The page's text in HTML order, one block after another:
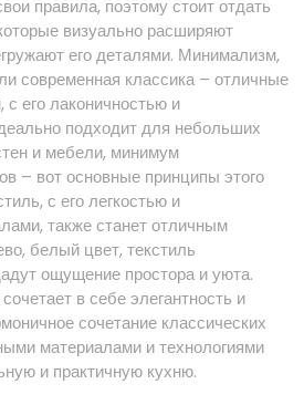
правила, поэтому стоит отдать
визуально расширяют
его деталями. Минимализм,
современная классика – отличные
его лаконичностью и
подходит для небольших
и мебели, минимум
– вот основные принципы этого
с его легкостью и
также станет отличным
белый цвет, текстиль
ощущение простора и уюта.
в себе элегантность и
сочетание классических
материалами и технологиями
и практичную кухню.